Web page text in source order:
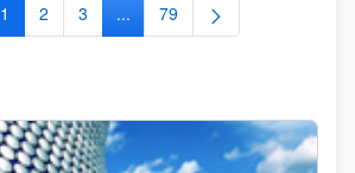
Página
1 Página
2 Página
3 ...Páginas intermedias Use TAB
Página
79